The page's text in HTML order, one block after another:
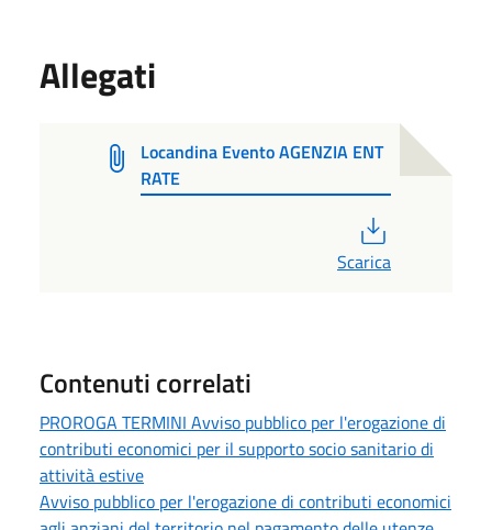
Allegati
Locandina Evento AGENZIA ENT
RATE
Scarica
Contenuti correlati
PROROGA TERMINI Avviso pubblico per l'erogazione di
contributi economici per il supporto socio sanitario di
attività estive
Avviso pubblico per l'erogazione di contributi economici